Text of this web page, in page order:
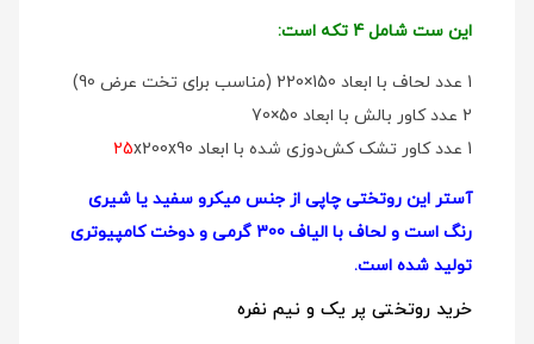
این ست شامل 4 تکه است:
1 عدد لحاف با ابعاد 150×220 (مناسب برای تخت عرض 90)
2 عدد کاور بالش با ابعاد 50×70
1 عدد کاور تشک کش‌دوزی شده با ابعاد
25x200x90
آستر این روتختی چاپی از جنس میکرو سفید یا شیری
رنگ است و لحاف با الیاف 300 گرمی و دوخت کامپیوتری
تولید شده است.
خرید روتختی پر یک و نیم نفره